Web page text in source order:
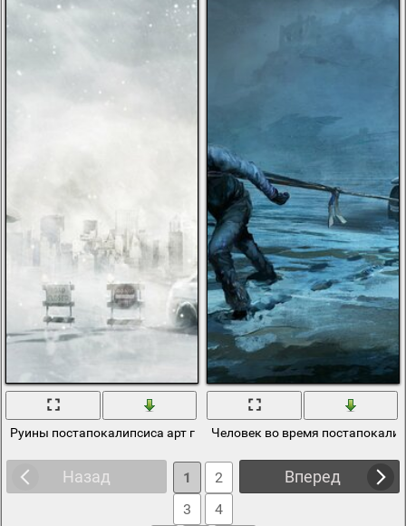
Руины постапокалипсиса арт городЧеловек во время
Назад Вперед
1
2
3
4